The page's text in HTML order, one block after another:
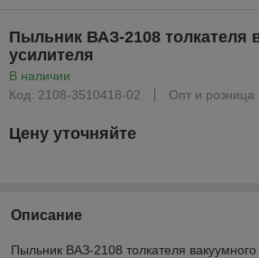
Пыльник ВАЗ-2108 толкателя
усилителя
В наличии
Код: 2108-3510418-02
Опт и розница
Цену уточняйте
Описание
Пыльник ВАЗ-2108 толкателя вакуумного